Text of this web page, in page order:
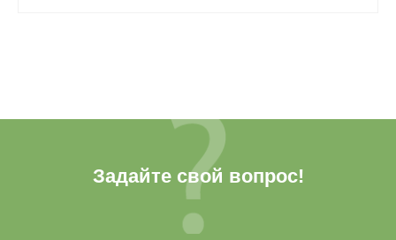
Задайте свой вопрос!